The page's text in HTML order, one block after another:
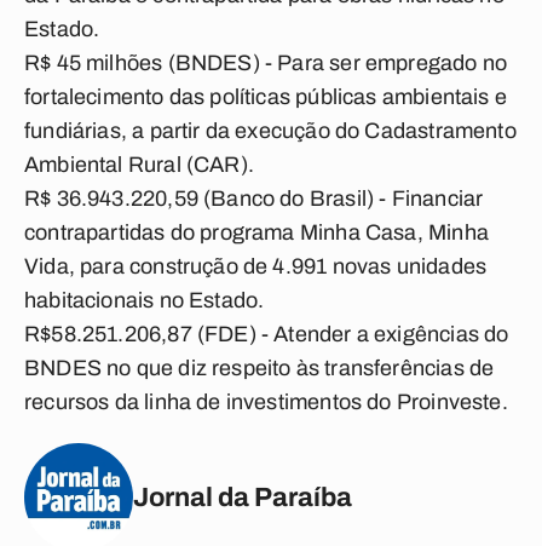
Estado.
R$ 45 milhões (BNDES) - Para ser empregado no
fortalecimento das políticas públicas ambientais e
fundiárias, a partir da execução do Cadastramento
Ambiental Rural (CAR).
R$ 36.943.220,59 (Banco do Brasil) - Financiar
contrapartidas do programa Minha Casa, Minha
Vida, para construção de 4.991 novas unidades
habitacionais no Estado.
R$58.251.206,87 (FDE) - Atender a exigências do
BNDES no que diz respeito às transferências de
recursos da linha de investimentos do Proinveste.
Jornal da Paraíba